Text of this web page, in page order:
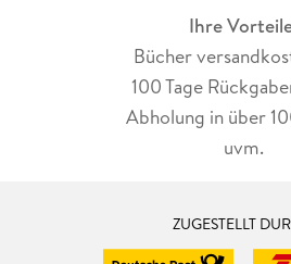
Ihre
Bücher
100 Tage
Abholung in über
uvm.
ZUGESTELLT